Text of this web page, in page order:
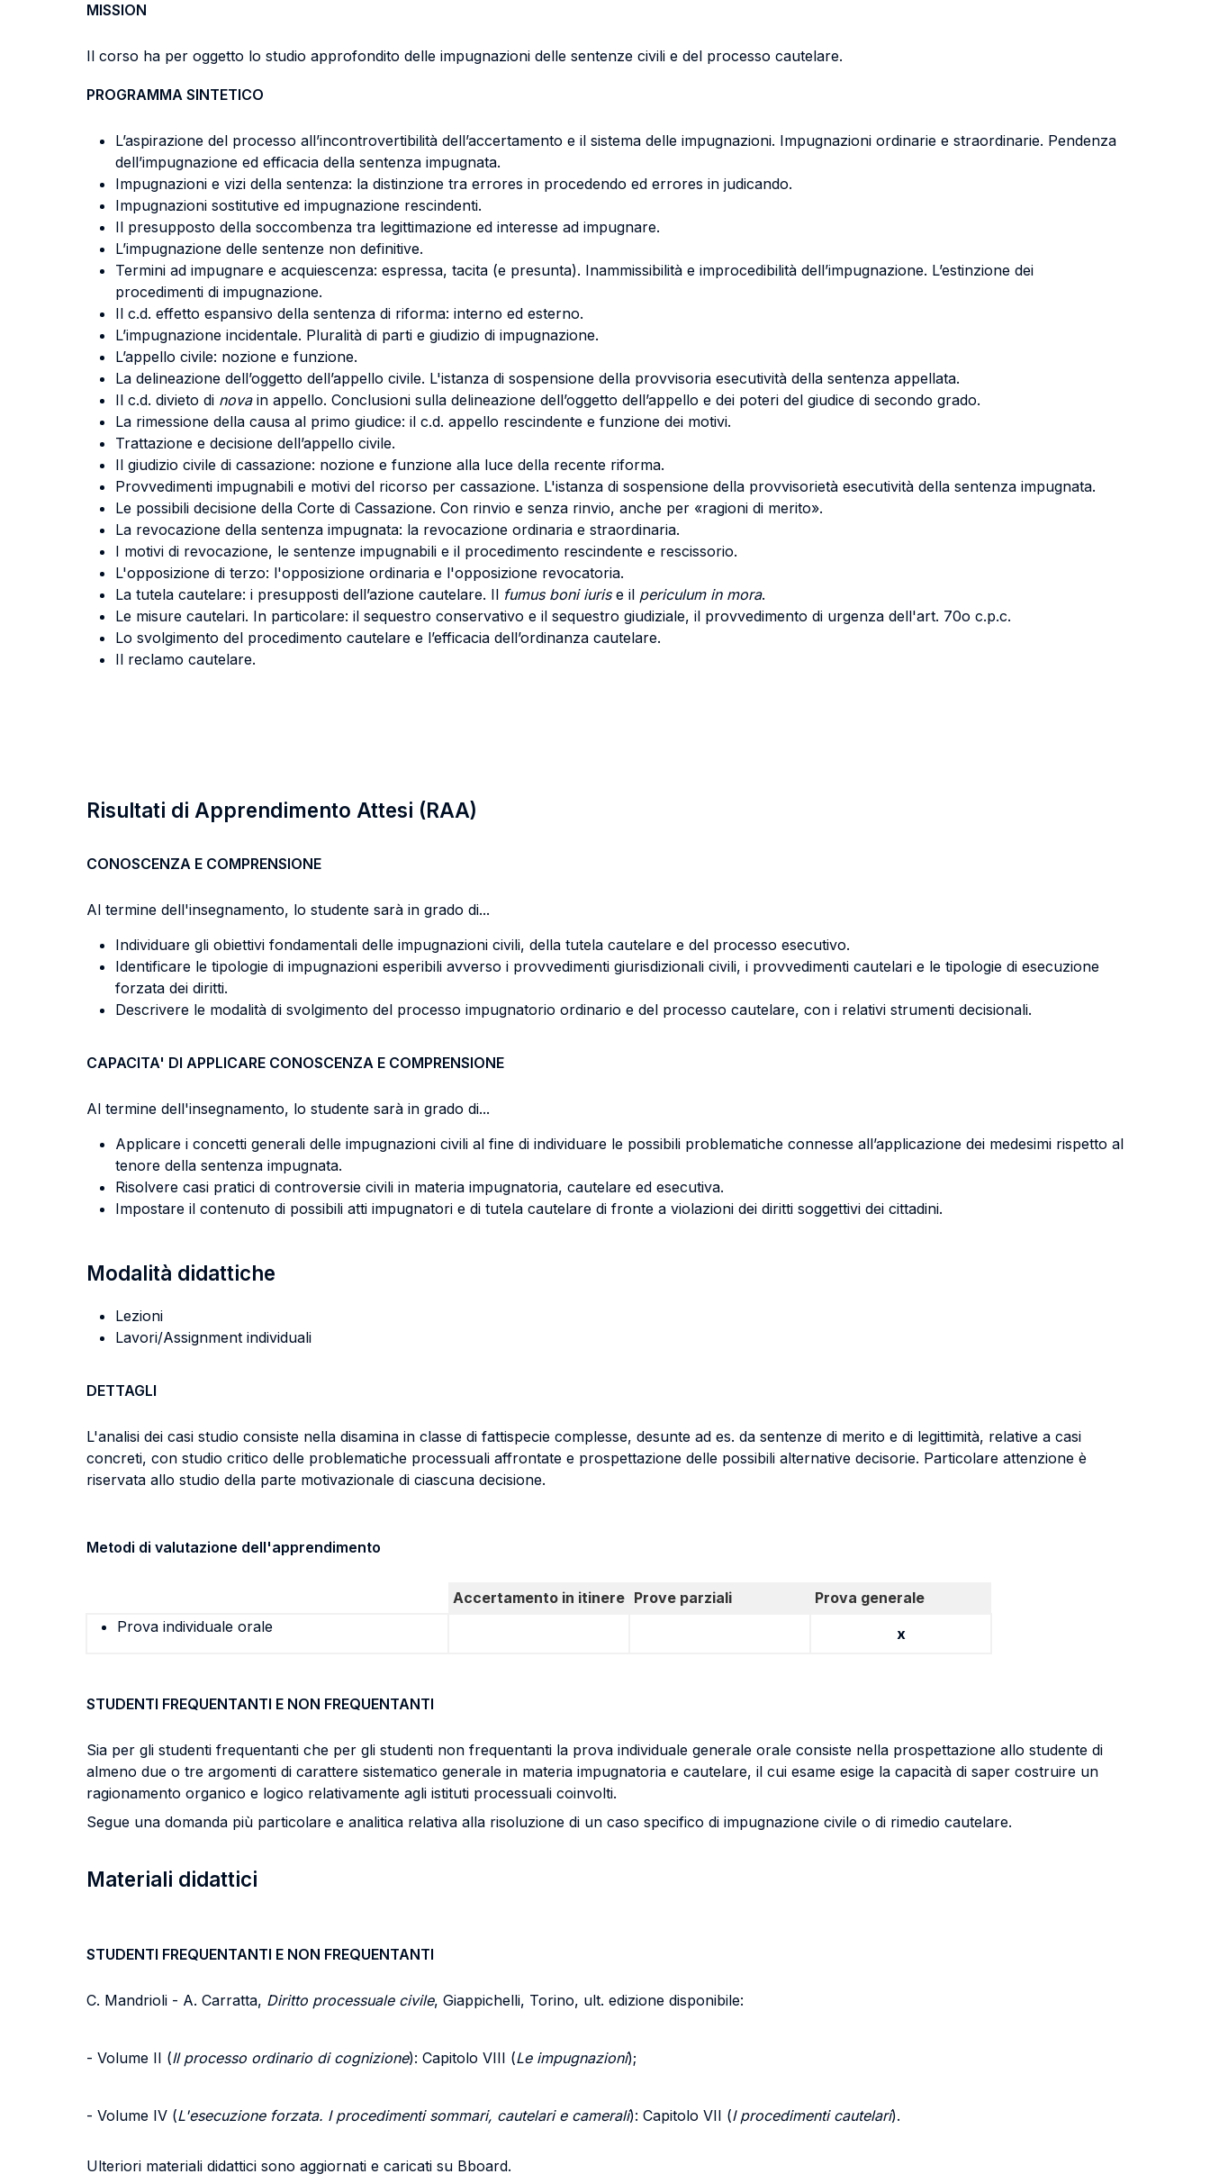
MISSION
Il corso ha per oggetto lo studio approfondito delle impugnazioni delle sentenze civili e del processo cautelare.
PROGRAMMA SINTETICO
L’aspirazione del processo all’incontrovertibilità dell’accertamento e il sistema delle impugnazioni. Impugnazioni ordinarie e straordinarie. Pendenza
dell’impugnazione ed efficacia della sentenza impugnata.
Impugnazioni e vizi della sentenza: la distinzione tra errores in procedendo ed errores in judicando.
Impugnazioni sostitutive ed impugnazione rescindenti.
Il presupposto della soccombenza tra legittimazione ed interesse ad impugnare.
L’impugnazione delle sentenze non definitive.
Termini ad impugnare e acquiescenza: espressa, tacita (e presunta). Inammissibilità e improcedibilità dell’impugnazione. L’estinzione dei
procedimenti di impugnazione.
Il c.d. effetto espansivo della sentenza di riforma: interno ed esterno.
L’impugnazione incidentale. Pluralità di parti e giudizio di impugnazione.
L’appello civile: nozione e funzione.
La delineazione dell’oggetto dell’appello civile. L'istanza di sospensione della provvisoria esecutività della sentenza appellata.
Il c.d. divieto di novain appello. Conclusioni sulla delineazione dell’oggetto dell’appello e dei poteri del giudice di secondo grado.
La rimessione della causa al primo giudice: il c.d. appello rescindente e funzione dei motivi.
Trattazione e decisione dell’appello civile.
Il giudizio civile di cassazione: nozione e funzione alla luce della recente riforma.
Provvedimenti impugnabili e motivi del ricorso per cassazione. L'istanza di sospensione della provvisorietà esecutività della sentenza impugnata.
Le possibili decisione della Corte di Cassazione. Con rinvio e senza rinvio, anche per «ragioni di merito».
La revocazione della sentenza impugnata: la revocazione ordinaria e straordinaria.
I motivi di revocazione, le sentenze impugnabili e il procedimento rescindente e rescissorio.
L'opposizione di terzo: l'opposizione ordinaria e l'opposizione revocatoria.
La tutela cautelare: i presupposti dell’azione cautelare. Il fumus boni iurise il periculum in mora.
Le misure cautelari. In particolare: il sequestro conservativo e il sequestro giudiziale, il provvedimento di urgenza dell'art. 70o c.p.c.
Lo svolgimento del procedimento cautelare e l’efficacia dell’ordinanza cautelare.
Il reclamo cautelare.
Risultati di Apprendimento Attesi (RAA)
CONOSCENZA E COMPRENSIONE
Al termine dell'insegnamento, lo studente sarà in grado di...
Individuare gli obiettivi fondamentali delle impugnazioni civili, della tutela cautelare e del processo esecutivo.
Identificare le tipologie di impugnazioni esperibili avverso i provvedimenti giurisdizionali civili, i provvedimenti cautelari e le tipologie di esecuzione
forzata dei diritti.
Descrivere le modalità di svolgimento del processo impugnatorio ordinario e del processo cautelare, con i relativi strumenti decisionali.
CAPACITA' DI APPLICARE CONOSCENZA E COMPRENSIONE
Al termine dell'insegnamento, lo studente sarà in grado di...
Applicare i concetti generali delle impugnazioni civili al fine di individuare le possibili problematiche connesse all’applicazione dei medesimi rispetto al
tenore della sentenza impugnata.
Risolvere casi pratici di controversie civili in materia impugnatoria, cautelare ed esecutiva.
Impostare il contenuto di possibili atti impugnatori e di tutela cautelare di fronte a violazioni dei diritti soggettivi dei cittadini.
Modalità didattiche
Lezioni
Lavori/Assignment individuali
DETTAGLI
L'analisi dei casi studio consiste nella disamina in classe di fattispecie complesse, desunte ad es. da sentenze di merito e di legittimità, relative a casi
concreti, con studio critico delle problematiche processuali affrontate e prospettazione delle possibili alternative decisorie. Particolare attenzione è
riservata allo studio della parte motivazionale di ciascuna decisione.
Metodi di valutazione dell'apprendimento
Accertamento in itinere Prove parziali
Prova generale
Prova individuale orale
x
STUDENTI FREQUENTANTI E NON FREQUENTANTI
Sia per gli studenti frequentanti che per gli studenti non frequentanti la prova individuale generale orale consiste nella prospettazione allo studente di
almeno due o tre argomenti di carattere sistematico generale in materia impugnatoria e cautelare, il cui esame esige la capacità di saper costruire un
ragionamento organico e logico relativamente agli istituti processuali coinvolti.
Segue una domanda più particolare e analitica relativa alla risoluzione di un caso specifico di impugnazione civile o di rimedio cautelare.
Materiali didattici
STUDENTI FREQUENTANTI E NON FREQUENTANTI
C. Mandrioli - A. Carratta, Diritto processuale civile, Giappichelli, Torino, ult. edizione disponibile:
- Volume II (Il processo ordinario di cognizione): Capitolo VIII (Le impugnazioni);
- Volume IV (L'esecuzione forzata. I procedimenti sommari, cautelari e camerali): Capitolo VII (I procedimenti cautelari).
Ulteriori materiali didattici sono aggiornati e caricati su Bboard.